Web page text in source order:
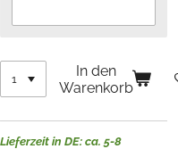
In den
Warenkorb
Lieferzeit in DE: ca. 5-8